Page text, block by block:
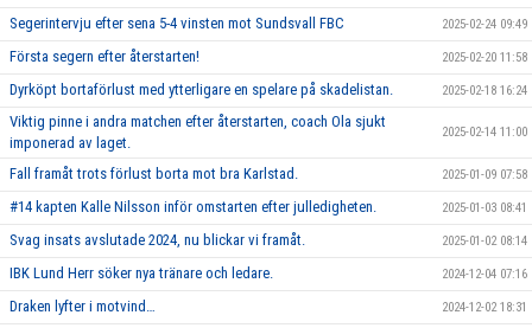
Segerintervju efter sena 5-4 vinsten mot Sundsvall FBC 2025-02-24 09:49
Första segern efter återstarten! 2025-02-20 11:58
Dyrköpt bortaförlust med ytterligare en spelare på skadelistan. 2025-02-18 16:24
Viktig pinne i andra matchen efter återstarten, coach Ola sjukt
imponerad av laget.
2025-02-14 11:00
Fall framåt trots förlust borta mot bra Karlstad. 2025-01-09 07:58
#14 kapten Kalle Nilsson inför omstarten efter julledigheten. 2025-01-03 08:41
Svag insats avslutade 2024, nu blickar vi framåt. 2025-01-02 08:14
IBK Lund Herr söker nya tränare och ledare. 2024-12-04 07:16
Draken lyfter i motvind… 2024-12-02 18:31